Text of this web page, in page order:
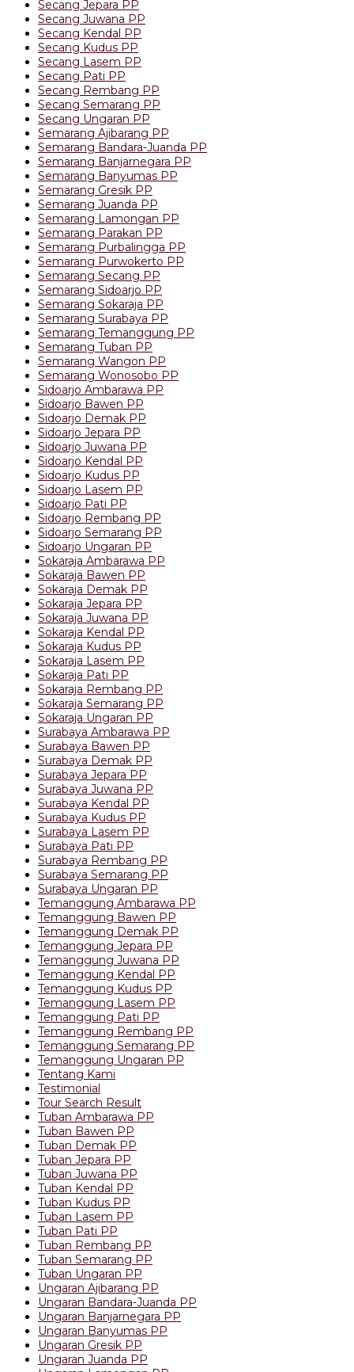
Secang Jepara PP
Secang Juwana PP
Secang Kendal PP
Secang Kudus PP
Secang Lasem PP
Secang Pati PP
Secang Rembang PP
Secang Semarang PP
Secang Ungaran PP
Semarang Ajibarang PP
Semarang Bandara-Juanda PP
Semarang Banjarnegara PP
Semarang Banyumas PP
Semarang Gresik PP
Semarang Juanda PP
Semarang Lamongan PP
Semarang Parakan PP
Semarang Purbalingga PP
Semarang Purwokerto PP
Semarang Secang PP
Semarang Sidoarjo PP
Semarang Sokaraja PP
Semarang Surabaya PP
Semarang Temanggung PP
Semarang Tuban PP
Semarang Wangon PP
Semarang Wonosobo PP
Sidoarjo Ambarawa PP
Sidoarjo Bawen PP
Sidoarjo Demak PP
Sidoarjo Jepara PP
Sidoarjo Juwana PP
Sidoarjo Kendal PP
Sidoarjo Kudus PP
Sidoarjo Lasem PP
Sidoarjo Pati PP
Sidoarjo Rembang PP
Sidoarjo Semarang PP
Sidoarjo Ungaran PP
Sokaraja Ambarawa PP
Sokaraja Bawen PP
Sokaraja Demak PP
Sokaraja Jepara PP
Sokaraja Juwana PP
Sokaraja Kendal PP
Sokaraja Kudus PP
Sokaraja Lasem PP
Sokaraja Pati PP
Sokaraja Rembang PP
Sokaraja Semarang PP
Sokaraja Ungaran PP
Surabaya Ambarawa PP
Surabaya Bawen PP
Surabaya Demak PP
Surabaya Jepara PP
Surabaya Juwana PP
Surabaya Kendal PP
Surabaya Kudus PP
Surabaya Lasem PP
Surabaya Pati PP
Surabaya Rembang PP
Surabaya Semarang PP
Surabaya Ungaran PP
Temanggung Ambarawa PP
Temanggung Bawen PP
Temanggung Demak PP
Temanggung Jepara PP
Temanggung Juwana PP
Temanggung Kendal PP
Temanggung Kudus PP
Temanggung Lasem PP
Temanggung Pati PP
Temanggung Rembang PP
Temanggung Semarang PP
Temanggung Ungaran PP
Tentang Kami
Testimonial
Tour Search Result
Tuban Ambarawa PP
Tuban Bawen PP
Tuban Demak PP
Tuban Jepara PP
Tuban Juwana PP
Tuban Kendal PP
Tuban Kudus PP
Tuban Lasem PP
Tuban Pati PP
Tuban Rembang PP
Tuban Semarang PP
Tuban Ungaran PP
Ungaran Ajibarang PP
Ungaran Bandara-Juanda PP
Ungaran Banjarnegara PP
Ungaran Banyumas PP
Ungaran Gresik PP
Ungaran Juanda PP